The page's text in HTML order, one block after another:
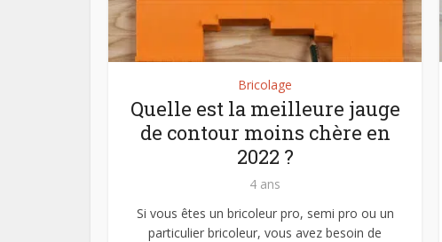
Bricolage
Quelle est la meilleure jauge
de contour moins chère en
2022 ?
4 ans
Si vous êtes un bricoleur pro, semi pro ou un
particulier bricoleur, vous avez besoin de